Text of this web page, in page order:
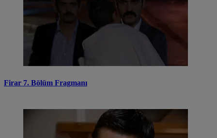
Firar 7. Bölüm Fragmanı